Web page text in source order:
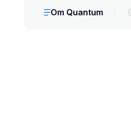
Om Quantum